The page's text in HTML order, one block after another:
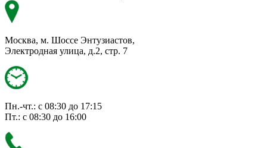
Москва, м. Шоссе Энтузиастов,
Электродная улица, д.2, стр. 7
Пн.-чт.: с 08:30 до 17:15
Пт.: с 08:30 до 16:00